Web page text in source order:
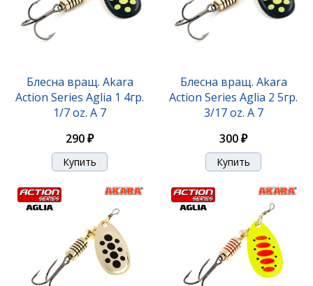
Блесна вращ. Akara
Action Series Aglia 1 4гр.
1/7 oz. A 7
290 ₽
Блесна вращ. Akara
Action Series Aglia 2 5гр.
3/17 oz. A 7
300 ₽